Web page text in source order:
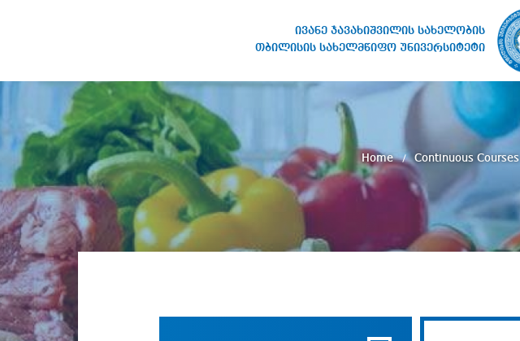
ივანე ჯავახიშვილის სახელობის
თბილისის სახელმწიფო უნივერსიტეტი
STATE UNIVERSITY
Home Continuous Courses